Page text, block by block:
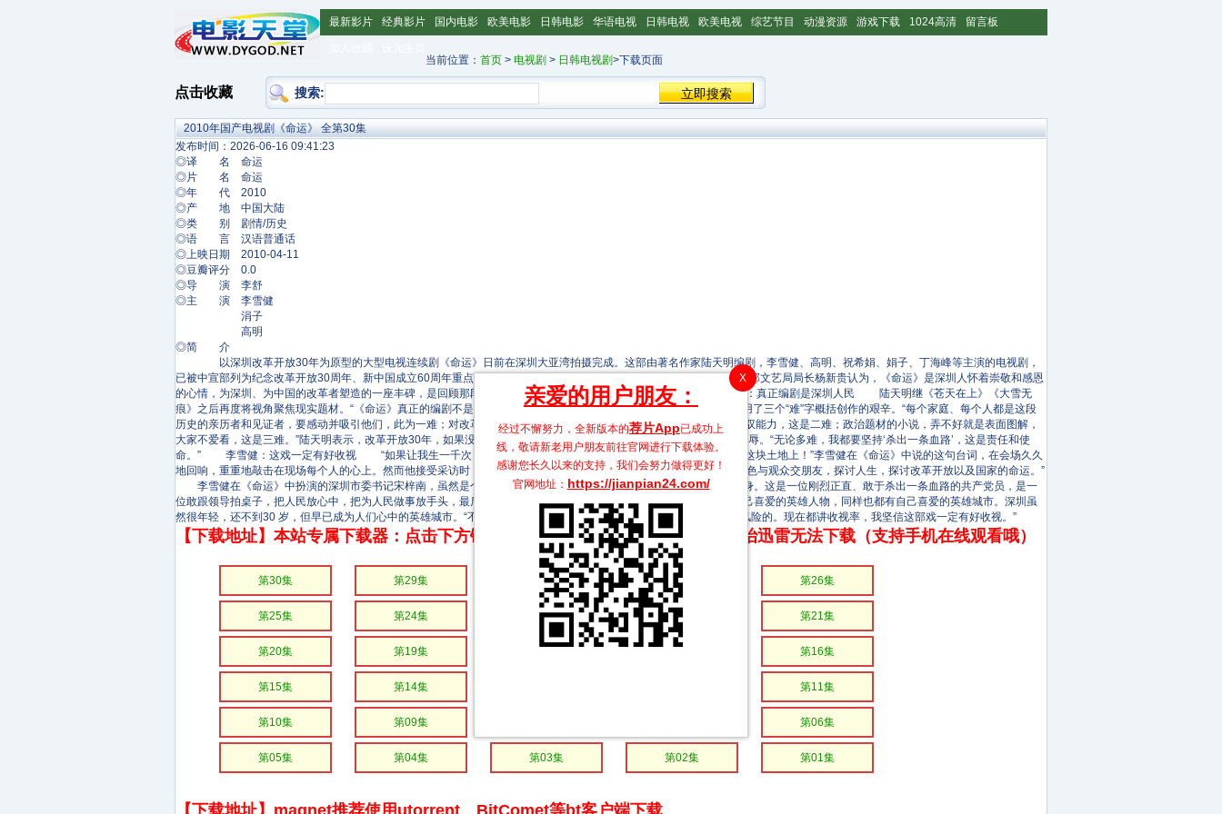
最新影片 经典影片 国内电影 欧美电影 日韩电影 华语电视 日韩电视 欧美电视 综艺节目 动漫资源 游戏下载 1024高清 留言板
当前位置： 首页 > 电视剧 > 日韩电视剧>下载页面
点击收藏 搜索:
X
亲爱的用户朋友：
经过不懈努力，全新版本的荐片App已成功上
线，敬请新老用户朋友前往官网进行下载体验。
感谢您长久以来的支持，我们会努力做得更好！
官网地址： https://jianpian24.com/
2010年国产电视剧《命运》 全第30集
发布时间：2026-06-16 09:41:23
◎译 名 命运
◎片 名 命运
◎年 代 2010
◎产 地 中国大陆
◎类 别 剧情/历史
◎语 言 汉语普通话
◎上映日期 2010-04-11
◎豆瓣评分 0.0
◎导 演 李舒
◎主 演 李雪健
涓子
高明
◎简 介
以深圳改革开放30年为原型的大型电视连续剧《命运》日前在深圳大亚湾拍摄完成。这部由著名作家陆天明编剧，李雪健、高明、祝希娟、娟子、丁海峰等主演的电视剧，
已被中宣部列为纪念改革开放30周年、新中国成立60周年重点献礼片。 该剧描绘了深圳建立特区的艰难历程。中宣部文艺局局长杨新贵认为，《命运》是深圳人怀着崇敬和感恩
的心情，为深圳、为中国的改革者塑造的一座丰碑，是回顾那段艰难而辉煌的改革历程的一部史诗性作品。 陆天明：真正编剧是深圳人民 陆天明继《苍天在上》《大雪无
痕》之后再度将视角聚焦现实题材。“《命运》真正的编剧不是我，而是深圳人民，没有深圳就没有这部戏。” 他一口气用了三个“难”字概括创作的艰辛。“每个家庭、每个人都是这段
历史的亲历者和见证者，要感动并吸引他们，此为一难；对改革开放30年发生的事件要浓缩、提炼，很是考验作家的驾驭能力，这是二难；政治题材的小说，弄不好就是表面图解，
大家不爱看，这是三难。”陆天明表示，改革开放30年，如果没有一部反映这段辉煌历史的作品，这是中国当代作家的耻辱。“无论多难，我都要坚持‘杀出一条血路’，这是责任和使
命。” 李雪健：这戏一定有好收视 “如果让我生一千次，我愿生在这块土地上；如果让我死一千次，我也愿死在这块土地上！”李雪健在《命运》中说的这句台词，在会场久久
地回响，重重地敲击在现场每个人的心上。然而他接受采访时，却非常谦和：“我不太会表达，我有一个追求，就是用角色与观众交朋友，探讨人生，探讨改革开放以及国家的命运。”
李雪健在《命运》中扮演的深圳市委书记宋梓南，虽然是个虚构的人物，但却是许许多多深圳市委书记、市长的化身。这是一位刚烈正直、敢于杀出一条血路的共产党员，是一
位敢跟领导拍桌子，把人民放心中，把为人民做事放手头，最后抱病隐退的悲情英雄。李雪健表示，每个人心中都有自己喜爱的英雄人物，同样也都有自己喜爱的英雄城市。深圳虽
然很年轻，还不到30 岁，但早已成为人们心中的英雄城市。“不论是写剧本，还是拍摄电视剧，《命运》都是冒了很大风险的。现在都讲收视率，我坚信这部戏一定有好收视。”
【下载地址】本站专属下载器：点击下方链接 即可享受高速下载和在线播放 专治迅雷无法下载（支持手机在线观看哦）
第30集 第29集 第28集 第27集 第26集
第25集 第24集 第23集 第22集 第21集
第20集 第19集 第16集
第15集 第14集 第11集
第10集 第09集 第06集
第05集 第04集 第03集 第02集 第01集
【下载地址】magnet推荐使用utorrent、BitComet等bt客户端下载